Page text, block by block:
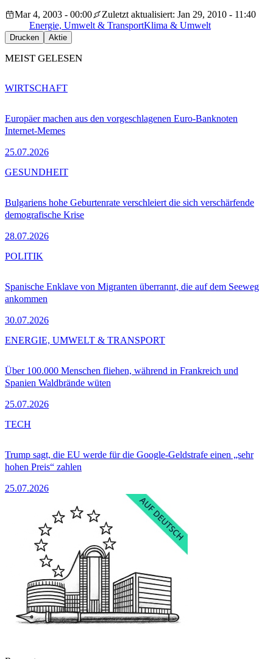
Mar 4, 2003 - 00:00
Zuletzt aktualisiert: Jan 29, 2010 - 11:40
Energie, Umwelt & TransportKlima & Umwelt
Drucken Aktie
MEIST GELESEN
Europäer machen aus den vorgeschlagenen Euro-Banknoten
Internet-Memes
25.07.2026
WIRTSCHAFT
Bulgariens hohe Geburtenrate verschleiert die sich verschärfende
demografische Krise
28.07.2026
GESUNDHEIT
Spanische Enklave von Migranten überrannt, die auf dem Seeweg
ankommen
30.07.2026
POLITIK
Über 100.000 Menschen fliehen, während in Frankreich und
Spanien Waldbrände wüten
25.07.2026
ENERGIE, UMWELT & TRANSPORT
Trump sagt, die EU werde für die Google-Geldstrafe einen „sehr
hohen Preis“ zahlen
25.07.2026
TECH